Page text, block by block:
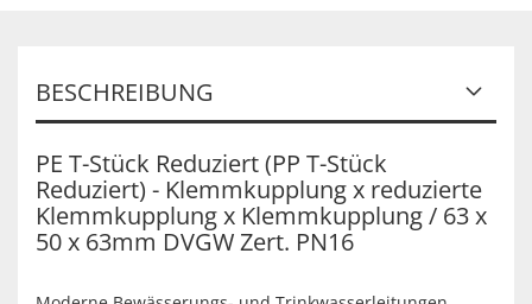
BESCHREIBUNG
PE T-Stück Reduziert (PP T-Stück
Reduziert) - Klemmkupplung x reduzierte
Klemmkupplung x Klemmkupplung / 63 x
50 x 63mm DVGW Zert. PN16